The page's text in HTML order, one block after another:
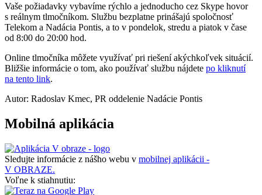
Vaše požiadavky vybavíme rýchlo a jednoducho cez Skype hovor
s reálnym tlmočníkom. Službu bezplatne prinášajú spoločnosť
Telekom a Nadácia Pontis, a to v pondelok, stredu a piatok v čase
od 8:00 do 20:00 hod.
Online tlmočníka môžete využívať pri riešení akýchkoľvek situácií.
Bližšie informácie o tom, ako používať službu nájdete po kliknutí
na tento link.
Autor: Radoslav Kmec, PR oddelenie Nadácie Pontis
Mobilná aplikácia
Sledujte informácie z nášho webu v mobilnej aplikácii -
V OBRAZE.
Voľne k stiahnutiu: